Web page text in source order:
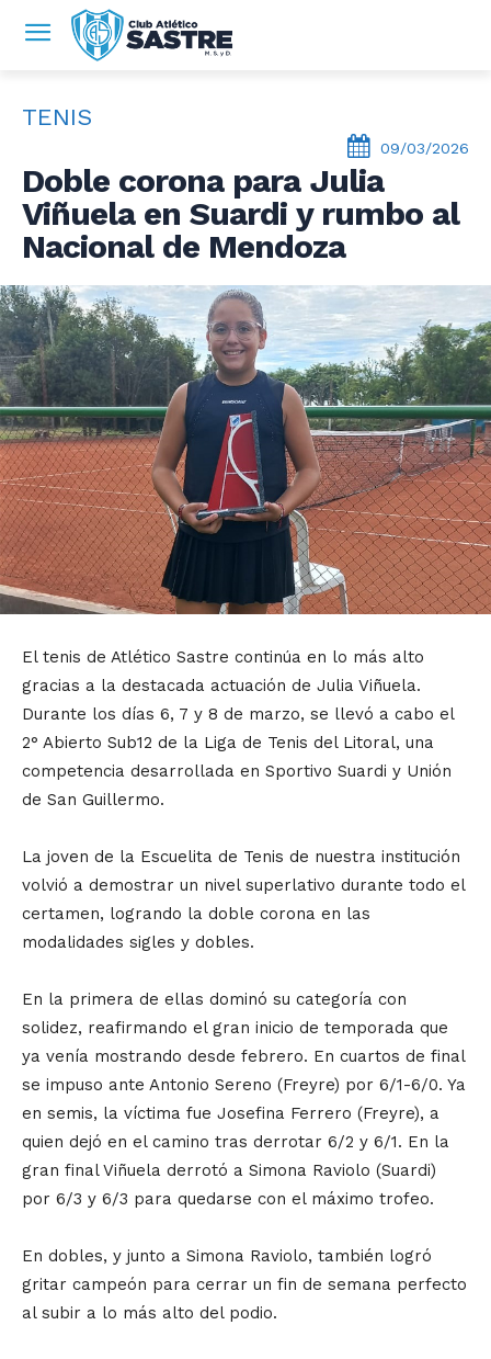
TENIS
09/03/2026
Doble corona para Julia
Viñuela en Suardi y rumbo al
Nacional de Mendoza
El tenis de Atlético Sastre continúa en lo más alto
gracias a la destacada actuación de Julia Viñuela.
Durante los días 6, 7 y 8 de marzo, se llevó a cabo el
2° Abierto Sub12 de la Liga de Tenis del Litoral, una
competencia desarrollada en Sportivo Suardi y Unión
de San Guillermo.
La joven de la Escuelita de Tenis de nuestra institución
volvió a demostrar un nivel superlativo durante todo el
certamen, logrando la doble corona en las
modalidades sigles y dobles.
En la primera de ellas dominó su categoría con
solidez, reafirmando el gran inicio de temporada que
ya venía mostrando desde febrero. En cuartos de final
se impuso ante Antonio Sereno (Freyre) por 6/1-6/0. Ya
en semis, la víctima fue Josefina Ferrero (Freyre), a
quien dejó en el camino tras derrotar 6/2 y 6/1. En la
gran final Viñuela derrotó a Simona Raviolo (Suardi)
por 6/3 y 6/3 para quedarse con el máximo trofeo.
En dobles, y junto a Simona Raviolo, también logró
gritar campeón para cerrar un fin de semana perfecto
al subir a lo más alto del podio.